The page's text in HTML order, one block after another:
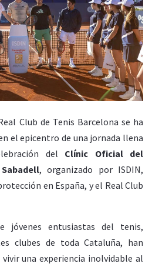
Club de Tenis Barcelona se ha
el epicentro de una jornada llena
del Clínic Oficial del
, organizado por ISDIN,
en España, y el Real Club
jóvenes entusiastas del tenis,
clubes de toda Cataluña, han
una experiencia inolvidable al